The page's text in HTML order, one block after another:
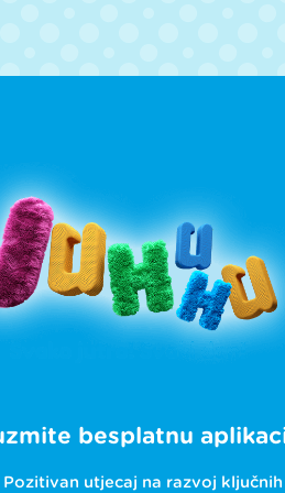
besplatnu
Pozitivan utjecaj na razvoj ključnih